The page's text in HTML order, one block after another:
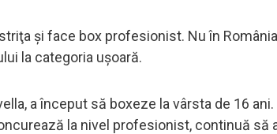
şi face box profesionist. Nu în
la categoria uşoară.
a început să boxeze la vârsta de 16 ani.
la nivel profesionist, continuă să